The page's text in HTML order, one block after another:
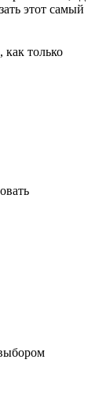
этот самый
как только